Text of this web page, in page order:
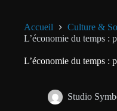
Accueil
Culture &
L’économie du temps :
L’économie du temps :
Studio